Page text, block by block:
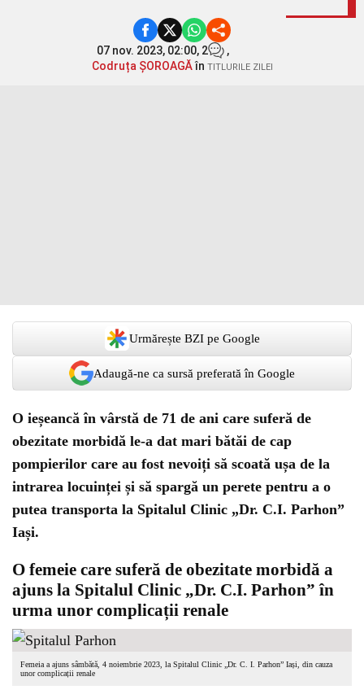
07 nov. 2023, 02:00, 2
,
Codruța ȘOROAGĂîn TITLURILE ZILEI
Urmărește BZI pe Google
Adaugă-ne ca sursă preferată în Google
O ieșeancă în vârstă de 71 de ani care suferă de
obezitate morbidă le-a dat mari bătăi de cap
pompierilor care au fost nevoiți să scoată ușa de la
intrarea locuinței și să spargă un perete pentru a o
putea transporta la Spitalul Clinic „Dr. C.I. Parhon”
Iași.
O femeie care suferă de obezitate morbidă a
ajuns la Spitalul Clinic „Dr. C.I. Parhon” în
urma unor complicații renale
Femeia a ajuns sâmbătă, 4 noiembrie 2023, la Spitalul Clinic „Dr. C. I. Parhon” Iași, din cauza
unor complicații renale